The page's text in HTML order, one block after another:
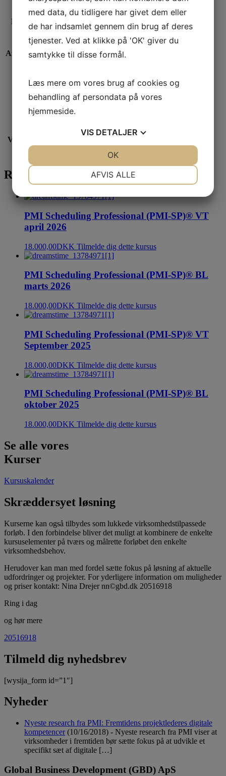
Kursus
start
2026-04-20
Afholdelse 20 april – 22. maj 2026
Sprog Dansk
Sted København
Varighed
4 days (Blended learning: Fremmøde + live webinar
(30 timer) + e-learning)
Relaterede produkter
PMI Scheduling Professional (PMI-SP)® VT
april 2026
18.000,00DKK Tilmelde dig dette kursus
PMI Scheduling Professional (PMI-SP)® BL
marts 2026
18.000,00DKK Tilmelde dig dette kursus
PMI Scheduling Professional (PMI-SP)® VT
September 2025
18.000,00DKK Tilmelde dig dette kursus
PMI Scheduling Professional (PMI-SP)® BL
oktober 2025
18.000,00DKK Tilmelde dig dette kursus
Se alle vores
Kurser
Kursuskalender
Skræddersyet løsning
Kurserne kan også tilbydes som lukkede virksomhedstilpassede
forløb. I den forbindelse bliver det muligt at kombinere de enkelte
kursuselementer på tværs og målrette forløbet den enkelte
virksomhedsbehov.
Herudover kan man med fordel sætte fokus på løsning af aktuelle
udfordringer og projekter. For yderligere information om muligheder
og priser kontakt: Nina Drejer nn©gbd.dk 20516918
Ring i dag
og hør mere
20516918
Tilmeld dig nyhedsbrev
[wysija_form id=”1″]
Nyheder
Nyeste research fra PMI: Fremtidens projektlederes digitale
kompetencer (10/16/2018) - Nyeste research fra PMI viser at
virksomheder i fremtiden bør sætte fokus på at udvikle et
specifikt sæt af digitale […]
Global Business Development (GBD) ApS
med data, du tidligere har givet dem eller
de har indsamlet gennem din brug af deres
tjenester. Ved at klikke på 'OK' giver du
samtykke til disse formål.
Læs mere om vores brug af cookies og
behandling af persondata på vores
hjemmeside.
VIS DETALJER
AFVIS ALLE
OK